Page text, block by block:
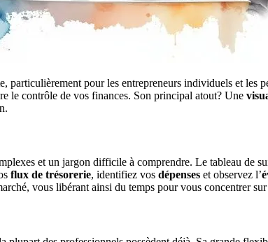
particulièrement pour les entrepreneurs individuels et les
le contrôle de vos finances. Son principal atout? Une
et un jargon difficile à comprendre. Le tableau de
flux de trésorerie, identifiez vos dépenses et observez l’
vous libérant ainsi du temps pour vous concentrer